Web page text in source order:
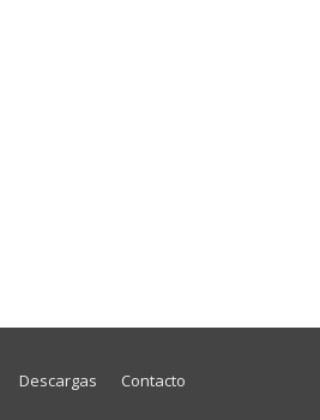
Descargas Contacto